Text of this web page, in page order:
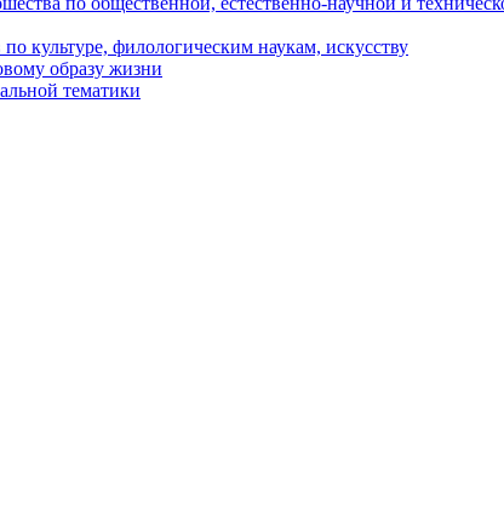
культуре, филологическим наукам, искусству
образу жизни
тематики